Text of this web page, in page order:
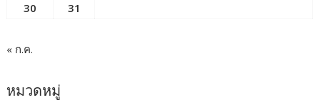
30
31
« ก.ค.
หมวดหมู่